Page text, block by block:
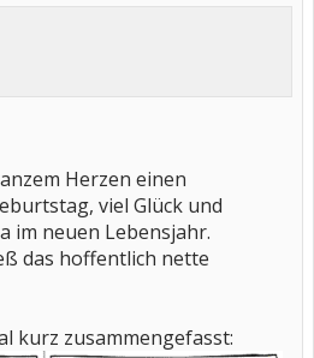
Herzen einen
viel Glück und
im neuen Lebensjahr.
das hoffentlich nette
kurz zusammengefasst: